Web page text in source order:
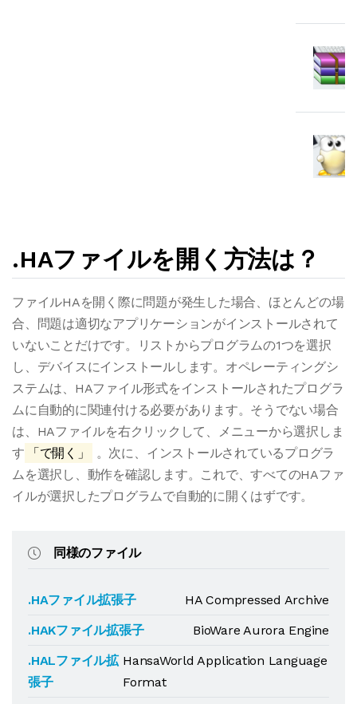
.HAファイルを開く方法は？
ファイルHAを開く際に問題が発生した場合、ほとんどの場
合、問題は適切なアプリケーションがインストールされて
いないことだけです。リストからプログラムの1つを選択
し、デバイスにインストールします。オペレーティングシ
ステムは、HAファイル形式をインストールされたプログラ
ムに自動的に関連付ける必要があります。そうでない場合
は、HAファイルを右クリックして、メニューから選択しま
す
「で開く」
。次に、インストールされているプログラ
ムを選択し、動作を確認します。これで、すべてのHAファ
イルが選択したプログラムで自動的に開くはずです。
同様のファイル
.HAファイル拡張子
HA Compressed Archive
.HAKファイル拡張子
BioWare Aurora Engine
.HALファイル拡
張子
HansaWorld Application Language
Format